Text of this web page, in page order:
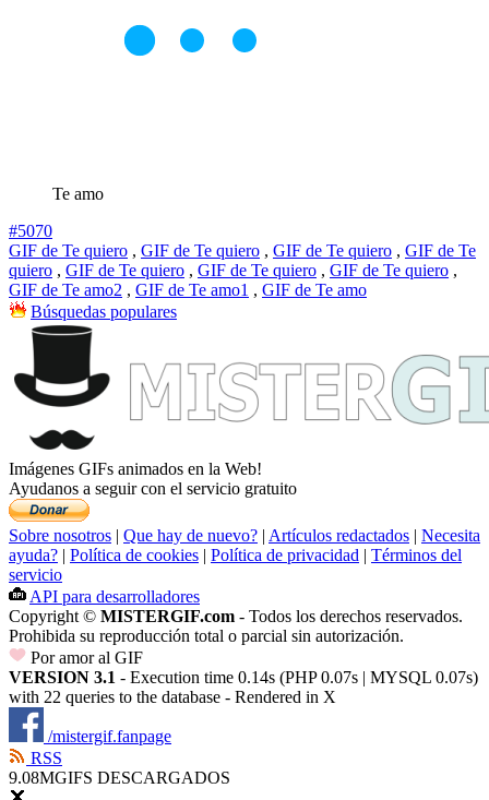
Te amo
#5070
GIF de Te quiero , GIF de Te quiero , GIF de Te quiero , GIF de Te
quiero , GIF de Te quiero , GIF de Te quiero , GIF de Te quiero ,
GIF de Te amo2 , GIF de Te amo1 , GIF de Te amo
Búsquedas populares
Imágenes GIFs animados en la Web!
Ayudanos a seguir con el servicio gratuito
Sobre nosotros | Que hay de nuevo? | Artículos redactados | Necesita
ayuda? | Política de cookies | Política de privacidad | Términos del
servicio
API para desarrolladores
Copyright © MISTERGIF.com - Todos los derechos reservados.
Prohibida su reproducción total o parcial sin autorización.
Por amor al GIF
VERSION 3.1 - Execution time 0.14s (PHP 0.07s | MYSQL 0.07s)
with 22 queries to the database - Rendered in X
/mistergif.fanpage
RSS
9.08MGIFS DESCARGADOS